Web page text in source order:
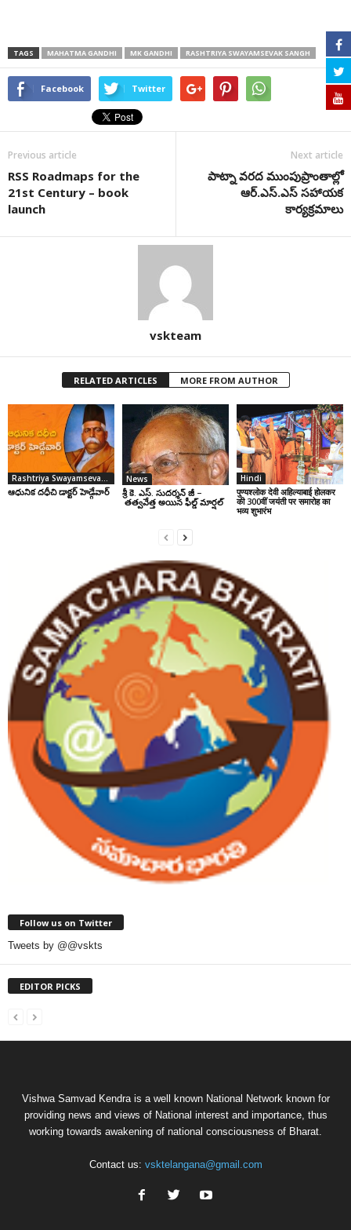
TAGS MAHATMA GANDHI MK GANDHI RASHTRIYA SWAYAMSEVAK SANGH
Facebook Twitter
Previous article
RSS Roadmaps for the
21st Century – book
launch
Next article
పాట్నా వరద ముంపుప్రాంతాల్లో
ఆర్.ఎస్.ఎస్ సహాయక
కార్యక్రమాలు
vskteam
RELATED ARTICLES MORE FROM AUTHOR
Rashtriya Swayamsevak Sangh
ఆధునిక దధీచి డాక్టర్‌ హెడ్గేవార్‌
News
శ్రీ కె. ఎస్. సుదర్శన్ జీ –
తత్వవేత్త అయిన ఫీల్డ్ మార్షల్
Hindi
पुण्यश्लोक देवी अहिल्याबाई होलकर
की 300वीं जयंती पर समारोह का
भव्य शुभारंभ
Follow us on Twitter
Tweets by @@vskts
EDITOR PICKS
Vishwa Samvad Kendra is a well known National Network known for
providing news and views of National interest and importance, thus
working towards awakening of national consciousness of Bharat.
Contact us: vsktelangana@gmail.com